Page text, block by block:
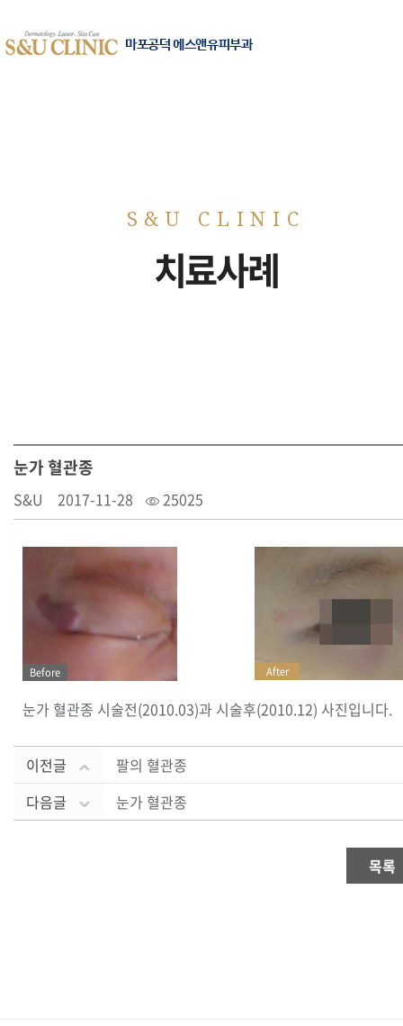
마포공덕 에스앤유피부과
치료사례
눈가 혈관종
S&U 2017-11-28 25025
Before After
눈가 혈관종 시술전(2010.03)과 시술후(2010.12) 사진입니다.
이전글
팔의 혈관종
다음글
눈가 혈관종
목록